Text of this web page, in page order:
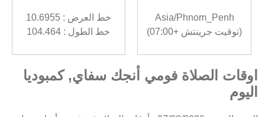
Asia/Phnom_Penh
(توقيت جرينتش +07:00)
خط العرض : 10.6955
خط الطول : 104.464
اوقات الصلاة فومي أنجك سفاي, كمبوديا
اليوم